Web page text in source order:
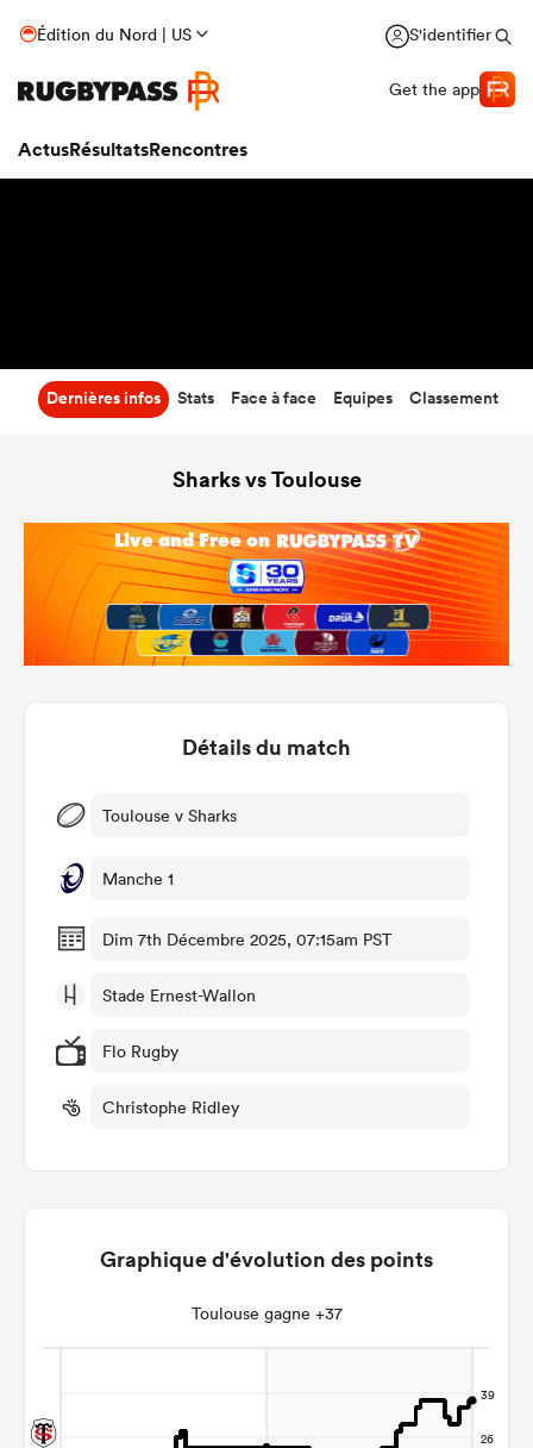
Édition du Nord | US S'identifier
Get the app
ActusRésultatsRencontres
Dernières infos Stats Face à face Equipes Classement
Sharks vs Toulouse
Détails du match
Toulouse v Sharks
Manche 1
Dim 7th Décembre 2025, 07:15am PST
Stade Ernest-Wallon
Flo Rugby
Christophe Ridley
Graphique d'évolution des points
Toulouse gagne +37